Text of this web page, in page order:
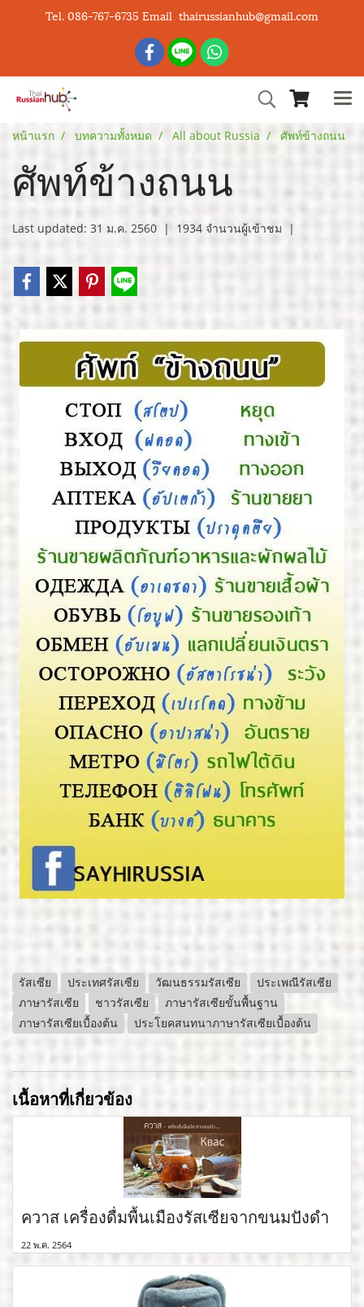
Tel. 086-767-6735 Email thairussianhub@gmail.com
หน้าแรก บทความทั้งหมด All about Russia ศัพท์ข้างถนน
ศัพท์ข้างถนน
Last updated: 31 ม.ค. 2560 | 1934 จำนวนผู้เข้าชม |
รัสเซีย ประเทศรัสเซีย วัฒนธรรมรัสเซีย
ประเพณีรัสเซีย
ภาษารัสเซีย
ชาวรัสเซีย
ภาษารัสเซียขั้นพื้นฐาน
ภาษารัสเซียเบื้องต้น
ประโยคสนทนาภาษารัสเซียเบื้องต้น
เนื้อหาที่เกี่ยวข้อง
ควาส เครื่องดื่มพื้นเมืองรัสเซียจากขนมปังดำ
22 พ.ค. 2564